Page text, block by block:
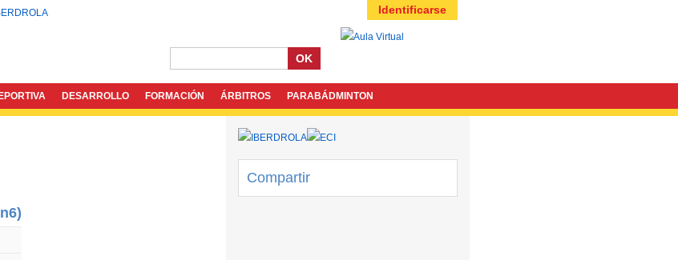
Identificarse
OK
DESARROLLO FORMACIÓN ÁRBITROS PARABÁDMINTON
Compartir